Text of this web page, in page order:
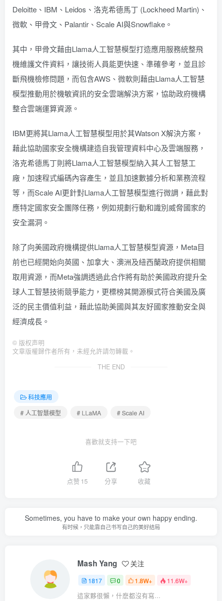
Deloitte、IBM、Leidos、洛克希德馬丁 (Lockheed Martin)、
微軟、甲骨文、Palantir、Scale AI與Snowflake。
其中，甲骨文藉由Llama人工智慧模型打造應用服務統整飛
機維護文件資料，讓技術人員能更快速、準確參考，並且診
斷飛機檢修問題，而包含AWS、微軟則藉由Llama人工智慧
模型推動用於機敏資訊的安全雲端解決方案，協助政府機構
整合雲端運算資源。
IBM更將其Llama人工智慧模型用於其Watson X解決方案，
藉此協助國家安全機構建造自我管理資料中心及雲端服務，
洛克希德馬丁則將Llama人工智慧模型納入其人工智慧工
廠，加速程式編碼內容產生，並且加速數據分析和業務流程
等，而Scale AI更針對Llama人工智慧模型進行微調，藉此對
應特定國家安全團隊任務，例如規劃行動和識別威脅國家的
安全漏洞。
除了向美國政府機構提供Llama人工智慧模型資源，Meta目
前也已經開始向英國、加拿大、澳洲及紐西蘭政府提供相關
取用資源，而Meta強調透過此合作將有助於美國政府提升全
球人工智慧技術競爭能力，更標榜其開源模式符合美國及廣
泛的民主價值利益，藉此協助美國與其友好國家推動安全與
經濟成長。
© 版权声明
文章版權歸作者所有，未經允許請勿轉載。
THE END
科技應用
# 人工智慧模型
# LLaMA # Scale AI
喜歡就支持一下吧
点赞 15 分享 收藏
Sometimes, you have to make your own happy ending.
有时候，只能靠自己书写自己的美好结局
Mash Yang 关注
1817 0 1.8W+ 11.6W+
這家夥很懶，什麽都沒有寫...